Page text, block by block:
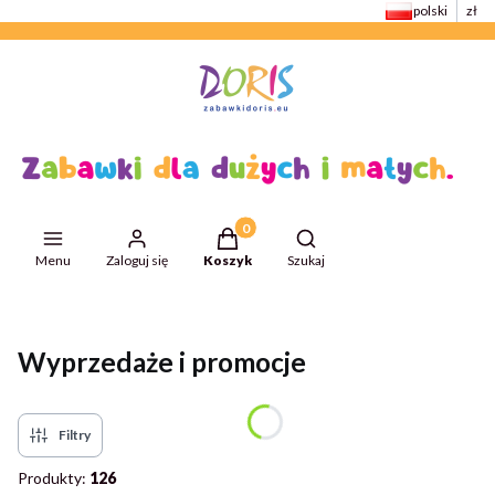
polski zł
Menu Zaloguj się
Produkty w koszyku: 0. Zobacz
Koszyk
Otwórz wyszukiwarkę
Szukaj
Wyprzedaże i promocje
Filtry
Produkty: 126